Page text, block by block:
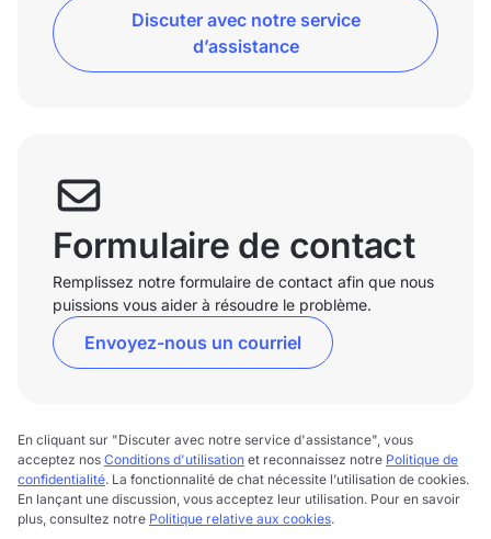
Discuter avec notre service
d’assistance
Formulaire de contact
Remplissez notre formulaire de contact afin que nous
puissions vous aider à résoudre le problème.
Envoyez-nous un courriel
En cliquant sur "Discuter avec notre service d'assistance", vous
acceptez nos Conditions d'utilisation et reconnaissez notre Politique de
confidentialité. La fonctionnalité de chat nécessite l’utilisation de cookies.
En lançant une discussion, vous acceptez leur utilisation. Pour en savoir
plus, consultez notre Politique relative aux cookies.